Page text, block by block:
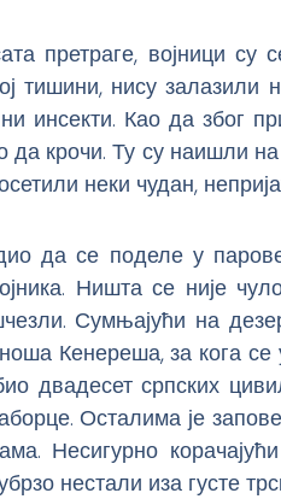
претраге, војници
тишини, нису
инсекти. Као да због
да крочи. Ту су наишли
неки чудан,
да се поделе у
Ништа се није
Сумњајући на
Кенереша, за кога
двадесет српских
Осталима је
Несигурно
нестали иза густе